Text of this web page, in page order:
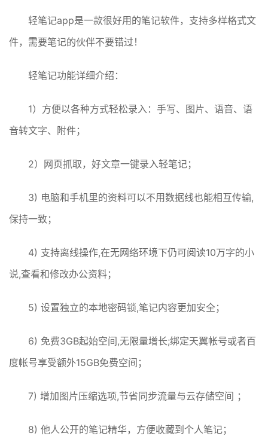
轻笔记app是一款很好用的笔记软件，支持多样格式文
件，需要笔记的伙伴不要错过！
轻笔记功能详细介绍：
1）方便以各种方式轻松录入：手写、图片、语音、语
音转文字、附件；
2）网页抓取，好文章一键录入轻笔记；
3) 电脑和手机里的资料可以不用数据线也能相互传输,
保持一致；
4) 支持离线操作,在无网络环境下仍可阅读10万字的小
说,查看和修改办公资料；
5) 设置独立的本地密码锁,笔记内容更加安全；
6) 免费3GB起始空间,无限量增长;绑定天翼帐号或者百
度帐号享受额外15GB免费空间；
7) 增加图片压缩选项,节省同步流量与云存储空间 ；
8) 他人公开的笔记精华，方便收藏到个人笔记；